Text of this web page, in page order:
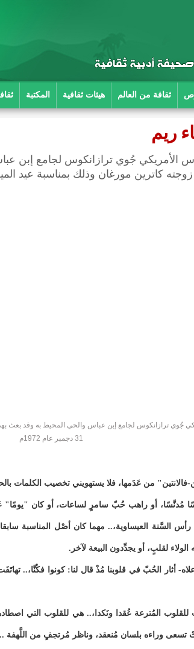
ثقافة من العالم هيئات ثقافية المكتبة
ريم
جُوي ترازانكوس لجامع إبن عباس والحي المحيط به وقد بعث
31 دجمبر عام 1972م
فالانتين" من عَدَمها، فلا يستهويني تخصيب الكلمات
مُدنَّسًا، أو راهب حُبّ سامرٍ لساعات، أو كان "يومًا"
السَّنة العيساوية،.. مهما كان أصْل المناسبة
الولاء لقلبٍ، أو يجدِّدون البيعة لآخر.
أثار الحُبّ في قلوبنا مُذْ قال لنا: كونوا فكُنَّا،..
المُترعة عُقدا ونَكدا،.. هي للقلوب التي
تسعى وراءه بلسان مُنعقد، وناظر مُرتجفٍ من